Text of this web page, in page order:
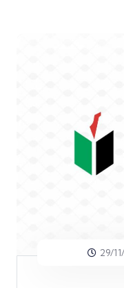
29/